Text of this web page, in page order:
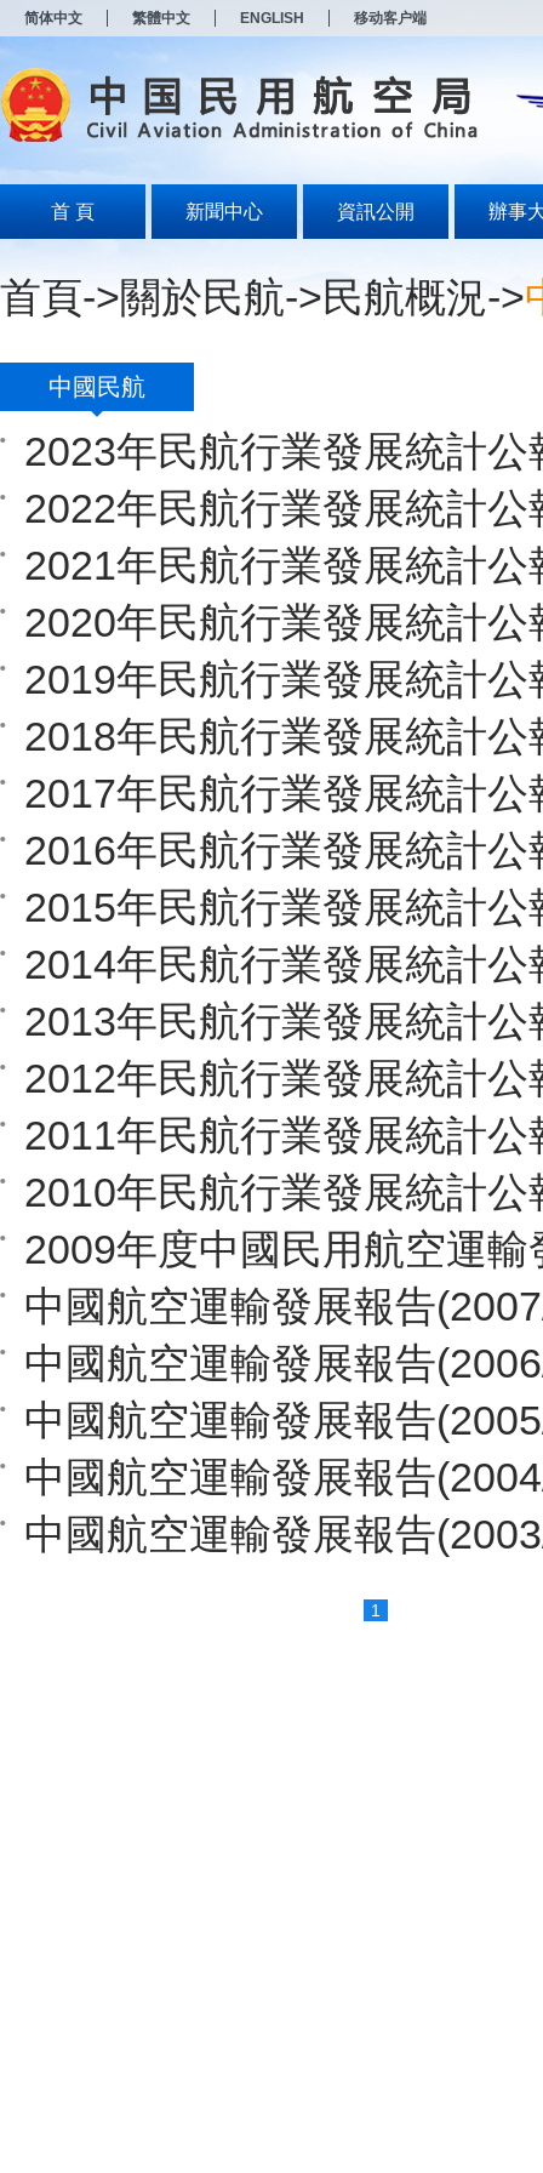
简体中文 繁體中文 ENGLISH 移动客户端
首 頁 新聞中心 資訊公開 辦事
首頁->關於民航->民航概況->
中國民航
2023年民航行業發展統計公
2022年民航行業發展統計公
2021年民航行業發展統計公
2020年民航行業發展統計公
2019年民航行業發展統計公
2018年民航行業發展統計公
2017年民航行業發展統計公
2016年民航行業發展統計公
2015年民航行業發展統計公
2014年民航行業發展統計公
2013年民航行業發展統計公
2012年民航行業發展統計公
2011年民航行業發展統計公
2010年民航行業發展統計公
2009年度中國民用航空運輸
中國航空運輸發展報告
中國航空運輸發展報告
中國航空運輸發展報告
中國航空運輸發展報告
中國航空運輸發展報告
1
打
开
无
障
说
Alt
加
导